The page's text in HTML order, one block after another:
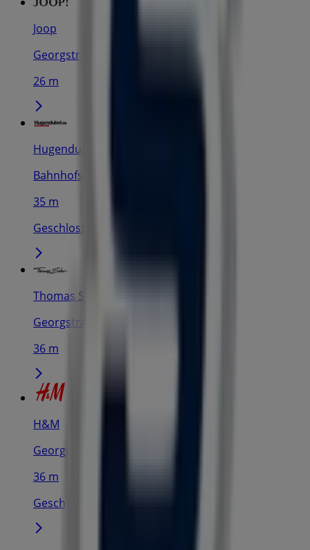
Joop
Georgstraße 31-33, Hannover
26 m
Hugendubel
Bahnhofstraße 14, Hannover
35 m
Geschlossen
Thomas Sabo
Georgstraße 31-33, Hannover
36 m
H&M
Georgstraße 31-33, Hannover
36 m
Geschlossen